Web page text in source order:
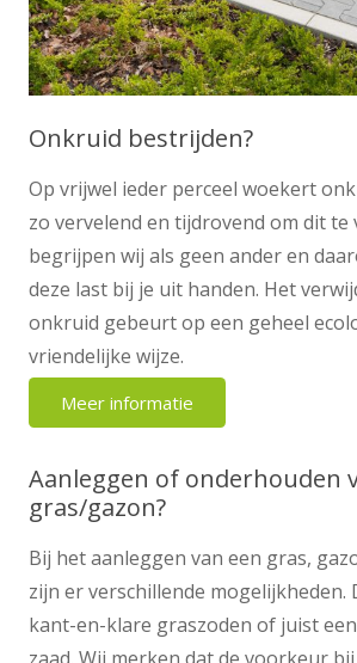
Onkruid bestrijden?
Op vrijwel ieder perceel woekert
zo vervelend en tijdrovend om dit te
begrijpen wij als geen ander en
deze last bij je uit handen. Het
onkruid gebeurt op een geheel
vriendelijke wijze.
Meer informatie
Aanleggen of onderhouden
gras/gazon?
Bij het aanleggen van een gras,
zijn er verschillende mogelijkheden.
kant-en-klare graszoden of juist